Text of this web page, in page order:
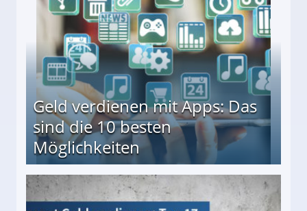
Geld verdienen mit Apps: Das
sind die 10 besten
Möglichkeiten
besten Möglichkeiten